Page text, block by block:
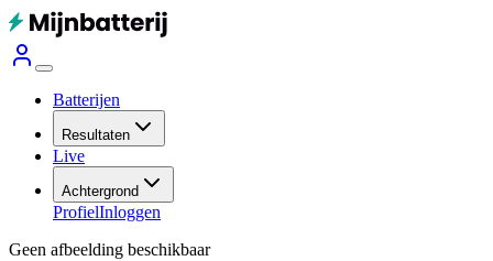
Batterijen
Resultaten
Live
Achtergrond
ProfielInloggen
Geen afbeelding beschikbaar